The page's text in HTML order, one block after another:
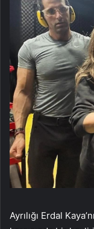
Ayrılığı Erdal